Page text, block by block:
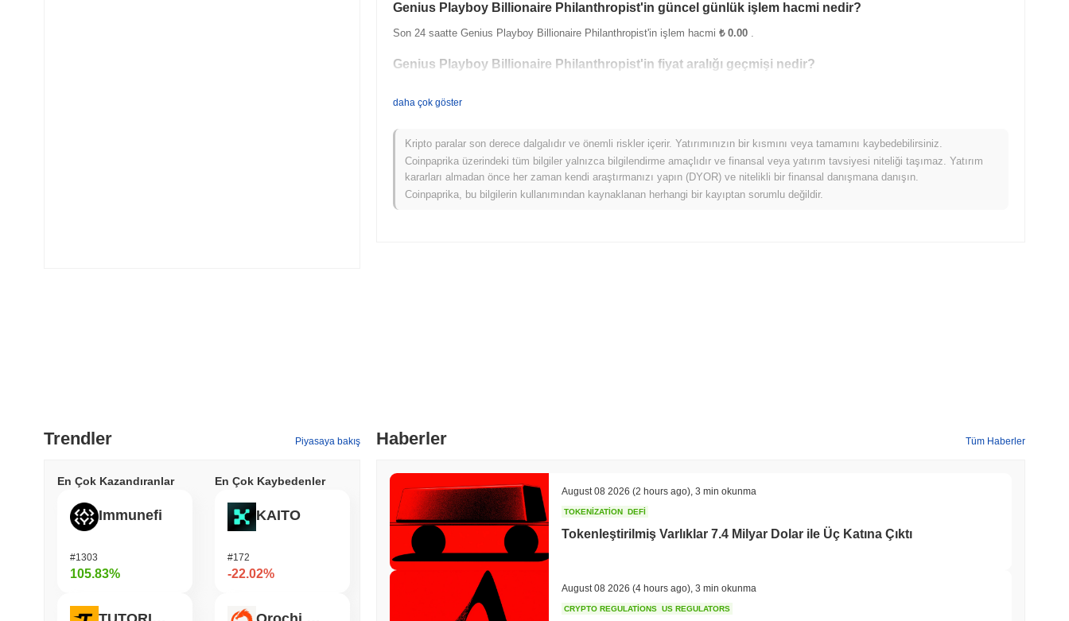
Genius Playboy Billionaire Philanthropist'in güncel günlük işlem hacmi nedir?
Son 24 saatte Genius Playboy Billionaire Philanthropist'in işlem hacmi ₺ 0.00 .
Genius Playboy Billionaire Philanthropist'in fiyat aralığı geçmişi nedir?
Tüm Zamanların En Düşük Değeri (ATL):
Genius Playboy Billionaire Philanthropist şu anda ATH'sinin ~97.25% altında işlem görüyor .
Genius Playboy Billionaire Philanthropist, daha geniş kripto piyasasıyla karşılaştırıldığında nasıl
performans gösteriyor?
Son 7 günde Genius Playboy Billionaire Philanthropist
daha çok göster
Kripto paralar son derece dalgalıdır ve önemli riskler içerir. Yatırımınızın bir kısmını veya tamamını kaybedebilirsiniz.
Coinpaprika üzerindeki tüm bilgiler yalnızca bilgilendirme amaçlıdır ve finansal veya yatırım tavsiyesi niteliği taşımaz. Yatırım
kararları almadan önce her zaman kendi araştırmanızı yapın (DYOR) ve nitelikli bir finansal danışmana danışın.
Coinpaprika, bu bilgilerin kullanımından kaynaklanan herhangi bir kayıptan sorumlu değildir.
Trendler Piyasaya bakış
En Çok Kazandıranlar
Immunefi
#1303
105.83%
En Çok Kaybedenler
KAITO
#172
-22.02%
Haberler Tüm Haberler
August 08 2026 (2 hours ago) 3 min okunma
TOKENIZATION DEFI
Tokenleştirilmiş Varlıklar 7.4 Milyar Dolar ile Üç Katına Çıktı
August 08 2026 (4 hours ago) 3 min okunma
CRYPTO REGULATIONS US REGULATORS